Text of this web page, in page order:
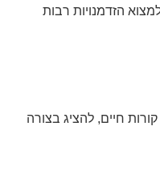
הזדמנויות רבות
חיים, להציג בצורה